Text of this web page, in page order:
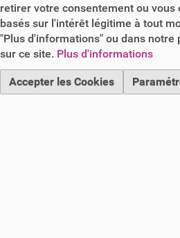
retirer votre consentement ou
basés sur l'intérêt légitime à tout
"Plus d'informations" ou dans
sur ce site. Plus d'informations
Accepter les Cookies